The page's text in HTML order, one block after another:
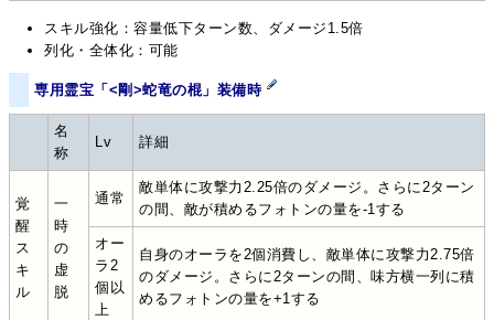
スキル強化：容量低下ターン数、ダメージ1.5倍
列化・全体化：可能
専用霊宝「<剛>蛇竜の棍」装備時
名
称
Lv 詳細
覚
醒
ス
キ
ル
一
時
の
虚
脱
通常
敵単体に攻撃力2.25倍のダメージ。さらに2ターン
の間、敵が積めるフォトンの量を-1する
オー
ラ2
個以
上
自身のオーラを2個消費し、敵単体に攻撃力2.75倍
のダメージ。さらに2ターンの間、味方横一列に積
めるフォトンの量を+1する